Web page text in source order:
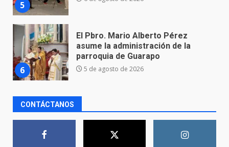
6
7
FISCALÍA GENERAL DEL ESTADO
FORTALECE LA SEGURIDAD Y LA
LEGALIDAD CON LA
TRANSFERENCIA DE ARMAS DE
FUEGO A LA SECRETARÍA DE LA
Aprender jugando también salva
vidas.
8 de agosto de 2026
CONTÁCTANOS